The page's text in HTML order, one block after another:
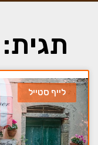
לייף סטייל